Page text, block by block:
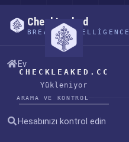
CHECKLEAKED.CC
Yükleniyor
CheckLeaked
BREACH INTELLIGENCE
Ev
ARAMA VE KONTROL
Hesabınızı kontrol edin